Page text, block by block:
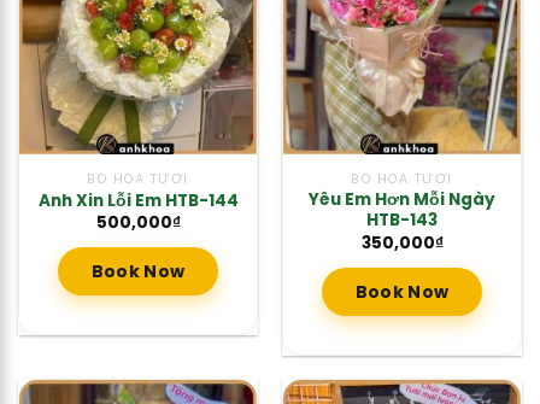
BÓ HOA TƯƠI
Anh Xin Lỗi Em HTB-144
500,000₫
Book Now
BÓ HOA TƯƠI
Yêu Em Hơn Mỗi Ngày
HTB-143
350,000₫
Book Now